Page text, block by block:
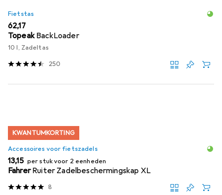
Fietstas
EUR
62,17
Topeak BackLoader
10 l, Zadeltas
250
KWANTUMKORTING
Accessoires voor fietszadels
EUR
13,15 per stuk voor 2 eenheden
Fahrer Ruiter Zadelbeschermingskap XL
8